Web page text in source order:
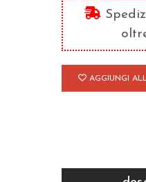
dei
Salmi
quantità
AGGIUNGI